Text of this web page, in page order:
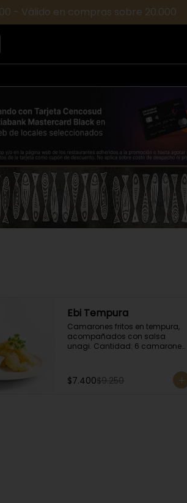
- Válido en compras sobre 20.000
Ebi Tempura
Camarones fritos en tempura,
acompañados con salsa
unagi. Cantidad: 6 camarones
$7.400$9.250